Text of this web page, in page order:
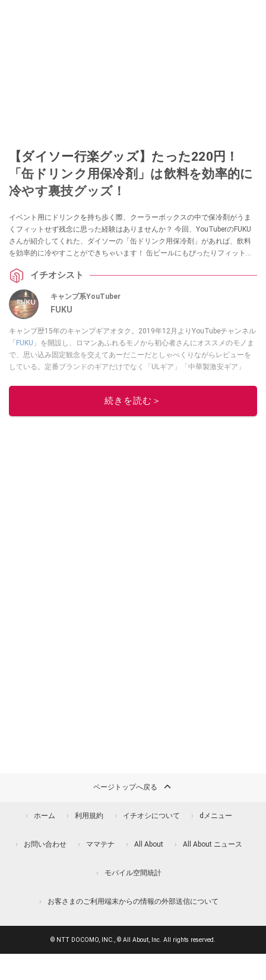
【ダイソー行楽グッズ】たった220円！
「缶ドリンク用保冷剤」は飲料を効率的に
冷やす裏技グッズ！
イベント用にドリンクを持ち歩く際、クーラーボックスの中で保冷剤がうま
くフィットせず残念に思った経験はありませんか？ 今回、YouTuberのFUKU
さんが紹介してくれた、ダイソーの「缶ドリンク用保冷剤」があれば、飲料
を効率的に冷やすことができちゃいます！ 缶ビールにもぴったりフィットす
イチオシスト
キャンプ系YouTuber
FUKU
キャンプ歴15年のキャンプギアオタク。2019年12月よりYouTubeチャンネル
「FUKU 」を開設し、ロマンあふれるモノから初心者さんにオススメのモノま
で、思い込み固定観念を交えてあーだこーだとしゃべくりながらレビューを
している。定番ブランドのギアだけでなく「ULギア」「中華製激安ギア」
このイチオシストの他の記事を読む
続きを読む＞
ページトップへ戻る
ホーム 利用規約 イチオシについて dメニュー
お問い合わせ ママテナ All About All About ニュース
モバイル空間統計
お客さまのご利用端末からの情報の外部送信について
© NTT DOCOMO, INC., © All About, Inc. All rights reserved.